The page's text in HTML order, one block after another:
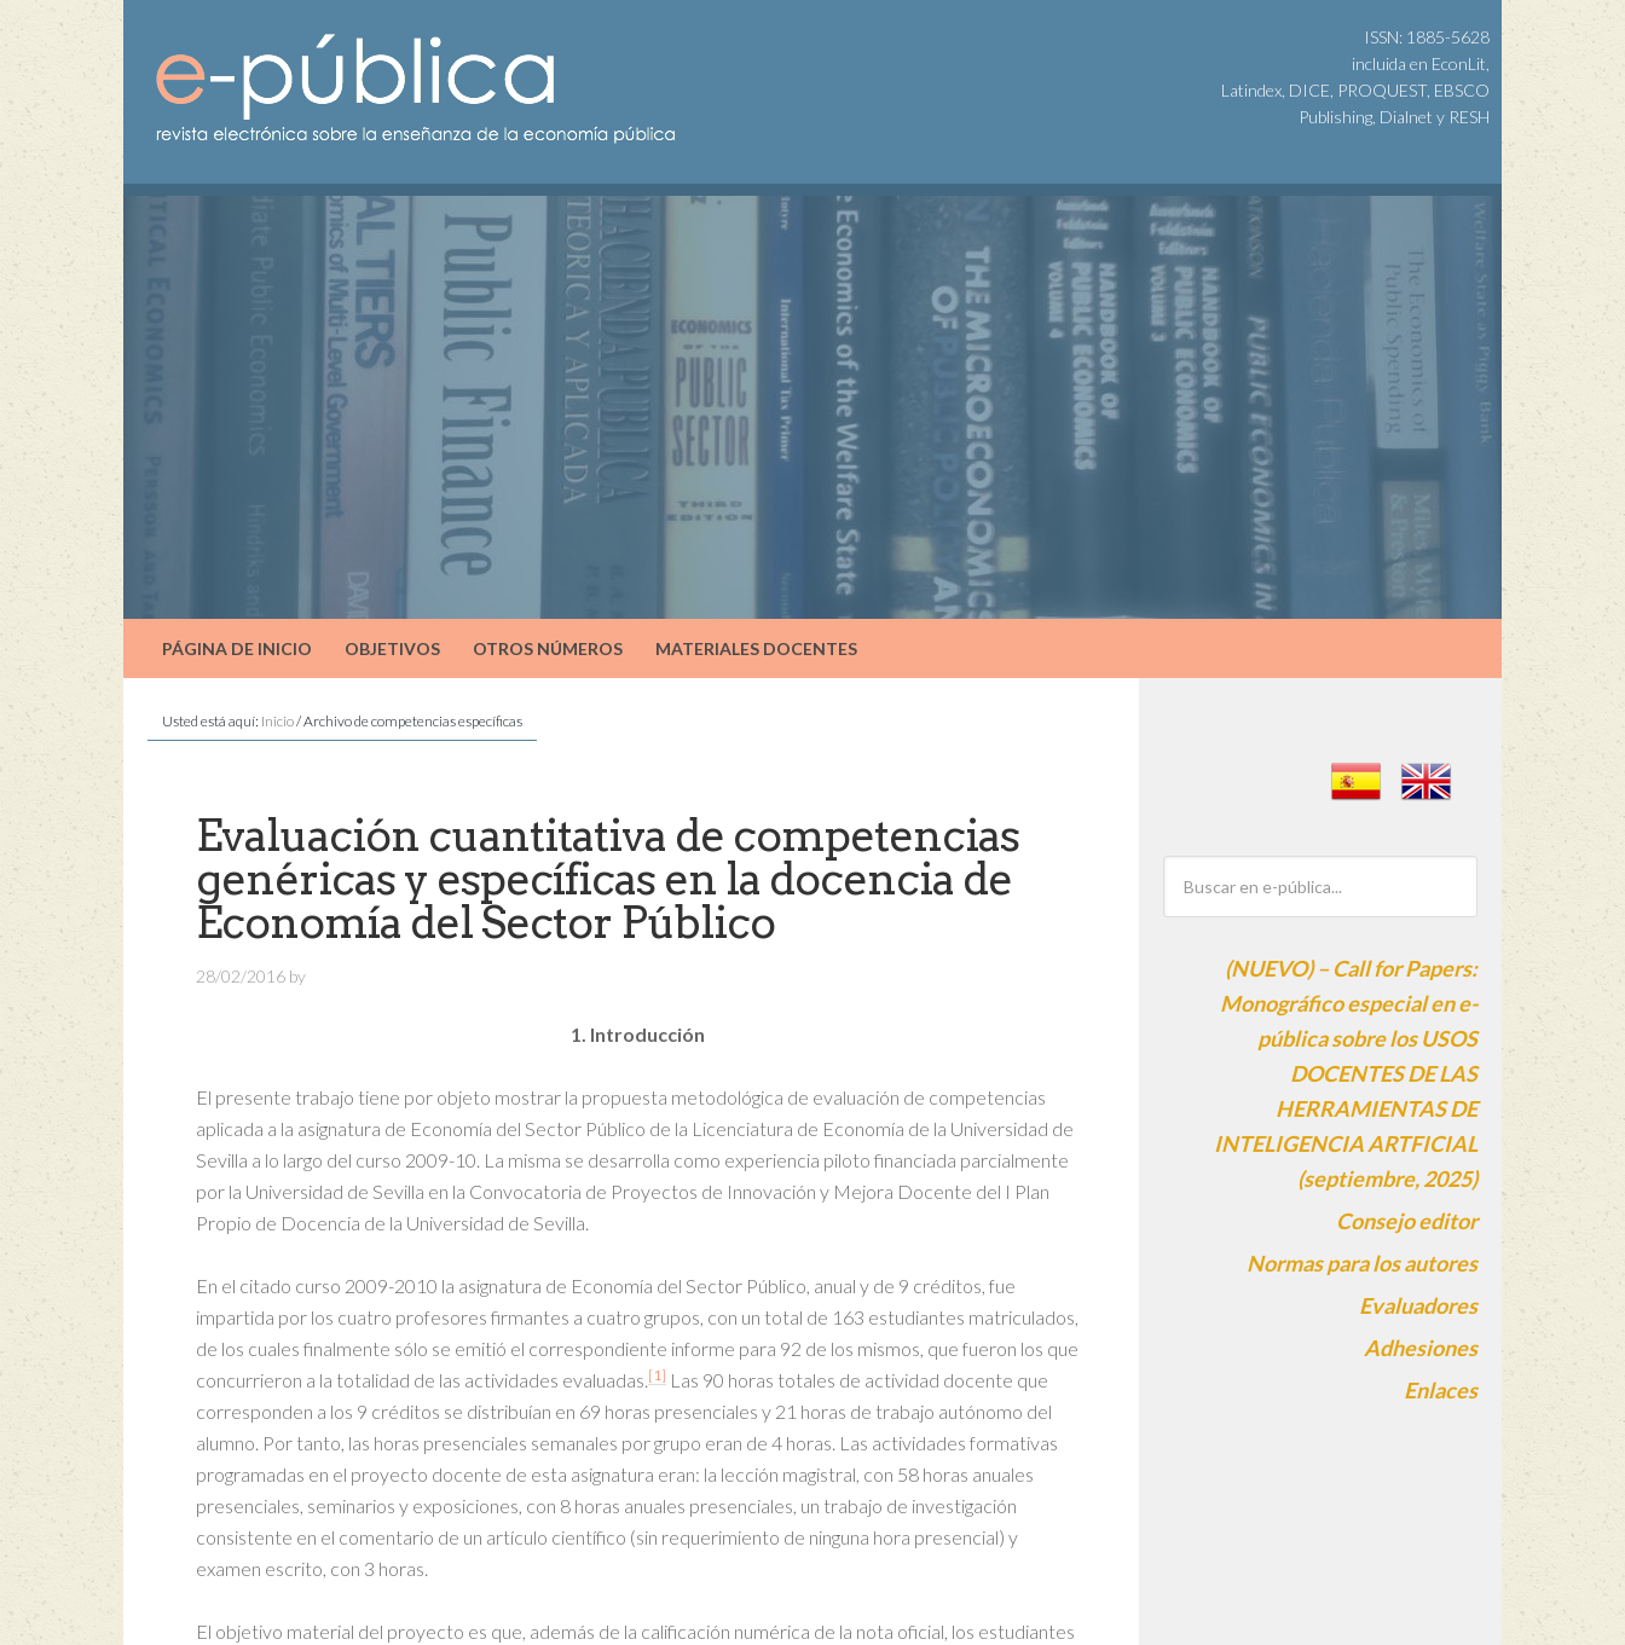
ISSN: 1885-5628
incluida en EconLit,
Latindex, DICE, PROQUEST, EBSCO
Publishing, Dialnet y RESH
PÁGINA DE INICIO OBJETIVOS OTROS NÚMEROS MATERIALES DOCENTES
Usted está aquí: Inicio/Archivo de competencias específicas
Evaluación cuantitativa de competencias
genéricas y específicas en la docencia de
Economía del Sector Público
28/02/2016 by
1. Introducción
El presente trabajo tiene por objeto mostrar la propuesta metodológica de evaluación de competencias
aplicada a la asignatura de Economía del Sector Público de la Licenciatura de Economía de la Universidad de
Sevilla a lo largo del curso 2009-10. La misma se desarrolla como experiencia piloto financiada parcialmente
por la Universidad de Sevilla en la Convocatoria de Proyectos de Innovación y Mejora Docente del I Plan
Propio de Docencia de la Universidad de Sevilla.
En el citado curso 2009-2010 la asignatura de Economía del Sector Público, anual y de 9 créditos, fue
impartida por los cuatro profesores firmantes a cuatro grupos, con un total de 163 estudiantes matriculados,
de los cuales finalmente sólo se emitió el correspondiente informe para 92 de los mismos, que fueron los que
concurrieron a la totalidad de las actividades evaluadas.[1] Las 90 horas totales de actividad docente que
corresponden a los 9 créditos se distribuían en 69 horas presenciales y 21 horas de trabajo autónomo del
alumno. Por tanto, las horas presenciales semanales por grupo eran de 4 horas. Las actividades formativas
programadas en el proyecto docente de esta asignatura eran: la lección magistral, con 58 horas anuales
presenciales, seminarios y exposiciones, con 8 horas anuales presenciales, un trabajo de investigación
consistente en el comentario de un artículo científico (sin requerimiento de ninguna hora presencial) y
examen escrito, con 3 horas.
El objetivo material del proyecto es que, además de la calificación numérica de la nota oficial, los estudiantes
(NUEVO) – Call for Papers:
Monográfico especial en e-
pública sobre los USOS
DOCENTES DE LAS
HERRAMIENTAS DE
INTELIGENCIA ARTFICIAL
(septiembre, 2025)
Consejo editor
Normas para los autores
Evaluadores
Adhesiones
Enlaces